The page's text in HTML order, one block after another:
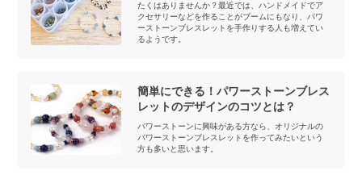
たくはありませんか？最近では、ハンドメイドでア
クセサリーなどを作ることがブームにもなり、パワ
ーストーンブレスレットを手作りする人も増えてい
るようです。
簡単にできる！パワーストーンブレス
レットのデザインのコツとは？
パワーストーンに興味がある方なら、オリジナルの
パワーストーンブレスレットを作ってみたいという
方も多いと思います。